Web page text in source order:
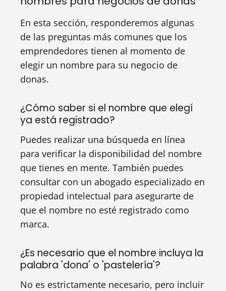
En esta sección, responderemos algunas
de las preguntas más comunes que los
emprendedores tienen al momento de
elegir un nombre para su negocio de
donas.
¿Cómo saber si el nombre que elegí
ya está registrado?
Puedes realizar una búsqueda en línea
para verificar la disponibilidad del nombre
que tienes en mente. También puedes
consultar con un abogado especializado en
propiedad intelectual para asegurarte de
que el nombre no esté registrado como
marca.
¿Es necesario que el nombre incluya la
palabra 'dona' o 'pastelería'?
No es estrictamente necesario, pero incluir